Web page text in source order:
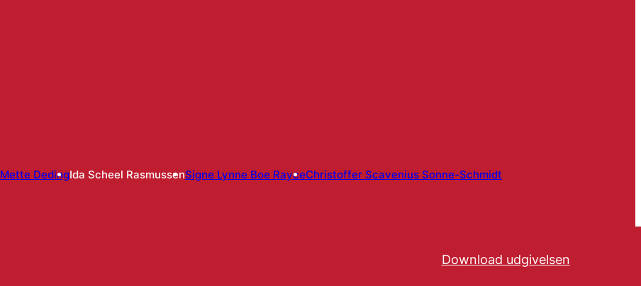
Mette DedingIda Scheel RasmussenSigne Lynne Boe RayceChristoffer Scavenius Sonne-Schmidt
Download udgivelsen